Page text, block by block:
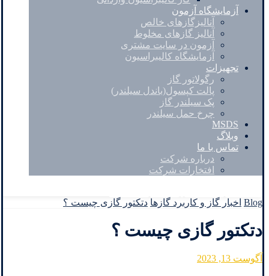
آزمایشگاه آزمون
آنالیزگازهای خالص
آنالیز گازهای مخلوط
آزمون در سایت مشتری
آزمایشگاه کالیبراسیون
تجهیزات
رگولاتور گاز
پالت کپسول(باندل سیلندر)
پک سیلندر گاز
چرخ حمل سیلندر
MSDS
وبلاگ
تماس با ما
درباره شرکت
افتخارات شرکت
Blog اخبار گاز و کاربرد گازها دتکتور گازی چیست ؟
دتکتور گازی چیست ؟
آگوست 13, 2023